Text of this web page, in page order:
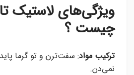
ویژگی‌های لاستیک
چیست ؟
ترکیب مواد: سفت‌ترن و تو گرما
نمی‌دن.